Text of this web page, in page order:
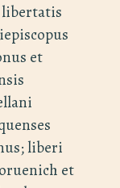
et
liberi
et